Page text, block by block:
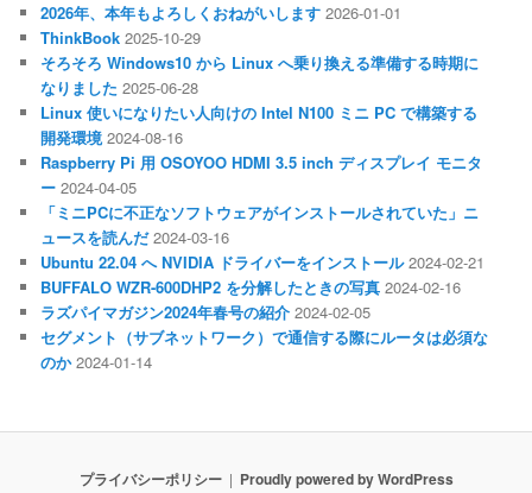
2026年、本年もよろしくおねがいします 2026-01-01
ThinkBook 2025-10-29
そろそろ Windows10 から Linux へ乗り換える準備する時期に
なりました 2025-06-28
Linux 使いになりたい人向けの Intel N100 ミニ PC で構築する
開発環境 2024-08-16
Raspberry Pi 用 OSOYOO HDMI 3.5 inch ディスプレイ モニタ
ー 2024-04-05
「ミニPCに不正なソフトウェアがインストールされていた」ニ
ュースを読んだ 2024-03-16
Ubuntu 22.04 へ NVIDIA ドライバーをインストール 2024-02-21
BUFFALO WZR-600DHP2 を分解したときの写真 2024-02-16
ラズパイマガジン2024年春号の紹介 2024-02-05
セグメント（サブネットワーク）で通信する際にルータは必須な
のか 2024-01-14
プライバシーポリシー Proudly powered by WordPress